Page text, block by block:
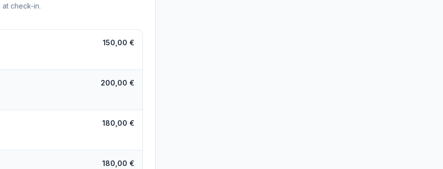
check-in.
150,00 €
200,00 €
180,00 €
180,00 €